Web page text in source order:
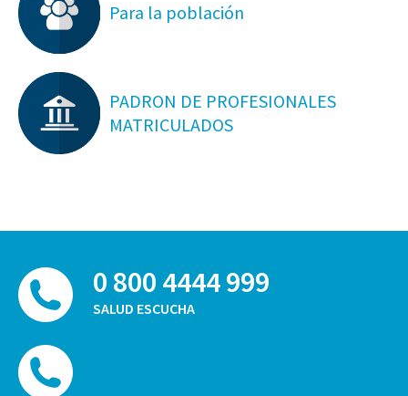
Para la población
PADRON DE PROFESIONALES
MATRICULADOS
0 800 4444 999
SALUD ESCUCHA